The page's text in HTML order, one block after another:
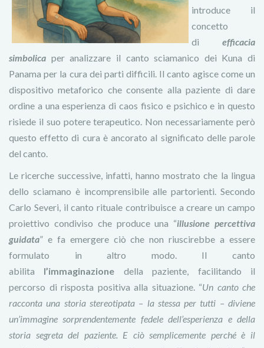
introduce il
concetto
di efficacia
simbolica per analizzare il canto sciamanico dei Kuna di
Panama per la cura dei parti difficili. Il canto agisce come un
dispositivo metaforico che consente alla paziente di dare
ordine a una esperienza di caos fisico e psichico e in questo
risiede il suo potere terapeutico. Non necessariamente però
questo effetto di cura è ancorato al significato delle parole
del canto.
Le ricerche successive, infatti, hanno mostrato che la lingua
dello sciamano è incomprensibile alle partorienti. Secondo
Carlo Severi, il canto rituale contribuisce a creare un campo
proiettivo condiviso che produce una “illusione percettiva
guidata” e fa emergere ciò che non riuscirebbe a essere
formulato in altro modo. Il canto
abilita l’immaginazione della paziente, facilitando il
percorso di risposta positiva alla situazione. “Un canto che
racconta una storia stereotipata – la stessa per tutti – diviene
un’immagine sorprendentemente fedele dell’esperienza e della
storia segreta del paziente. E ciò semplicemente perché è il